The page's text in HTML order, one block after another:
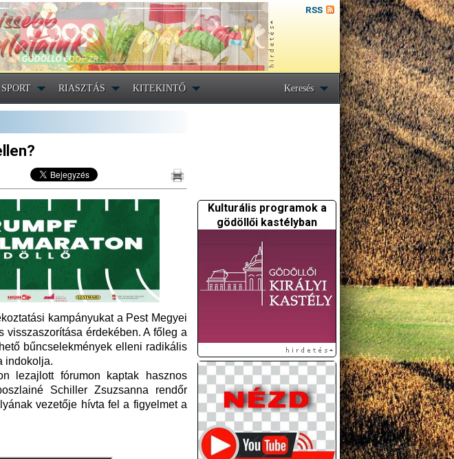
RSS
SPORT RIASZTÁS KITEKINTŐ Keresés
kampányukat a Pest Megyei
visszaszorítása érdekében. A főleg a
bűncselekmények elleni radikális
indokolja.
lezajlott fórumon kaptak hasznos
Schiller Zsuzsanna rendőr
vezetője hívta fel a figyelmet a
Kulturális programok a
gödöllői kastélyban